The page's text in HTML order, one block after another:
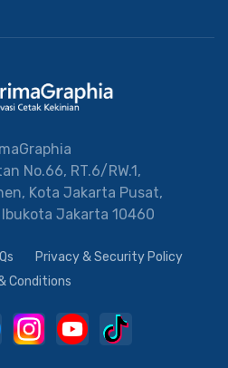
No.66, RT.6/RW.1,
Kota Jakarta Pusat,
Ibukota Jakarta 10460
Privacy & Security Policy
Conditions